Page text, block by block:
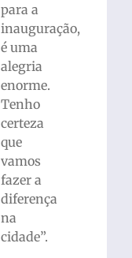
para a
inauguração,
é uma
alegria
enorme.
Tenho
certeza
que
vamos
fazer a
diferença
na
cidade”.